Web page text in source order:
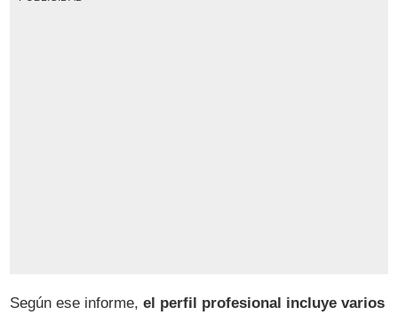
Según ese informe,el perfil profesional incluye varios